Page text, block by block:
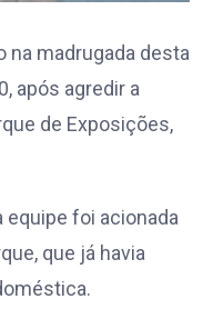
na madrugada desta
após agredir a
de Exposições,
equipe foi acionada
que já havia